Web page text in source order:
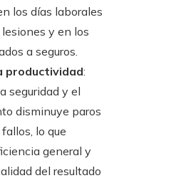
los días laborales
y en los
a seguros.
productividad:
seguridad y el
disminuye paros
lo que
general y
del resultado